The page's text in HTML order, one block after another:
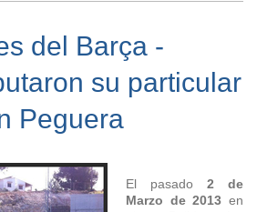
del Barça -
su particular
Peguera
El pasado 2 de
Marzo de 2013 en